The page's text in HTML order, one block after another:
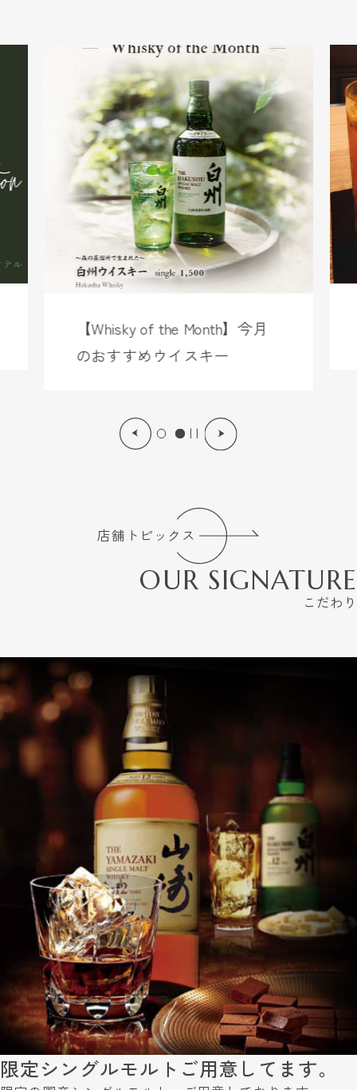
【Whisky of the Month】今月
のおすすめウイスキー
| |
店舗トピックス
OUR SIGNATURE
こだわり
限定シングルモルトご用意してます。